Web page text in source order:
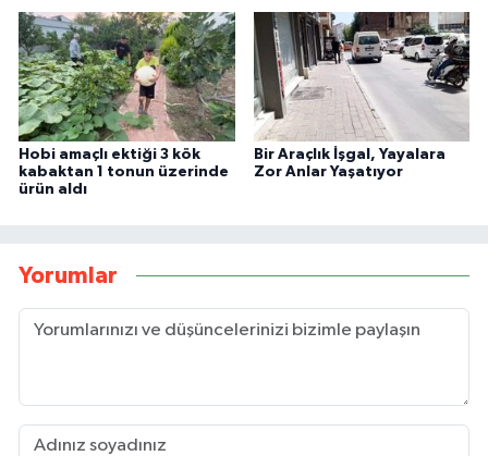
Hobi amaçlı ektiği 3 kök
kabaktan 1 tonun üzerinde
ürün aldı
Bir Araçlık İşgal, Yayalara
Zor Anlar Yaşatıyor
Yorumlar